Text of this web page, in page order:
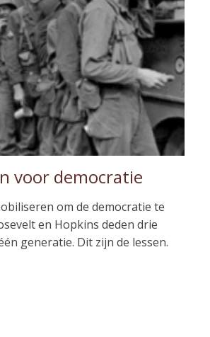
voor democratie
om de democratie te
en Hopkins deden drie
generatie. Dit zijn de lessen.